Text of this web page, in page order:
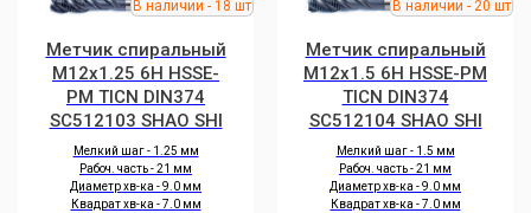
Метчик спиральный
M12x1.25 6H HSSE-
PM TICN DIN374
SC512103 SHAO SHI
Мелкий шаг - 1.25 мм
Рабоч. часть - 21 мм
Диаметр хв-ка - 9.0 мм
Квадрат хв-ка - 7.0 мм
Метчик спиральный
M12x1.5 6H HSSE-PM
TICN DIN374
SC512104 SHAO SHI
Мелкий шаг - 1.5 мм
Рабоч. часть - 21 мм
Диаметр хв-ка - 9.0 мм
Квадрат хв-ка - 7.0 мм